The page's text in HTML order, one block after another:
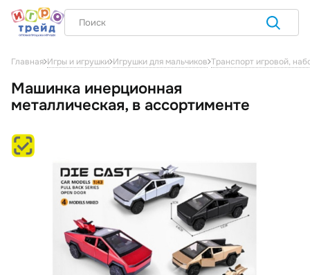
Главная Игры и игрушки Игрушки для мальчиков Транспорт игровой,
Машинка инерционная
металлическая, в ассортименте